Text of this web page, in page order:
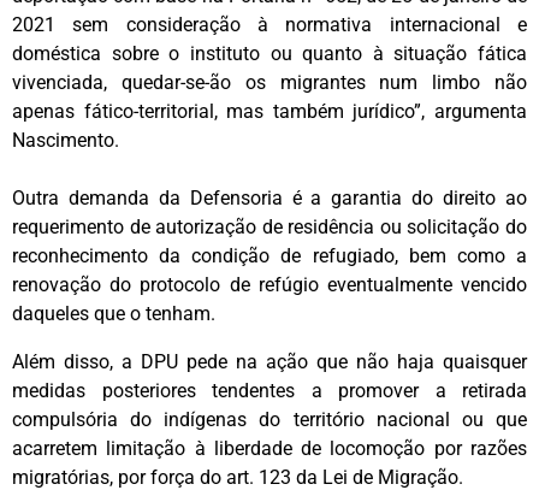
2021 sem consideração à normativa internacional e
doméstica sobre o instituto ou quanto à situação fática
vivenciada, quedar-se-ão os migrantes num limbo não
apenas fático-territorial, mas também jurídico”, argumenta
Nascimento.
Outra demanda da Defensoria é a garantia do direito ao
requerimento de autorização de residência ou solicitação do
reconhecimento da condição de refugiado, bem como a
renovação do protocolo de refúgio eventualmente vencido
daqueles que o tenham.
Além disso, a DPU pede na ação que não haja quaisquer
medidas posteriores tendentes a promover a retirada
compulsória do indígenas do território nacional ou que
acarretem limitação à liberdade de locomoção por razões
migratórias, por força do art. 123 da Lei de Migração.